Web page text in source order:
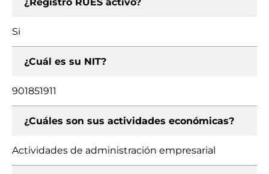
Si
¿Cuál es su NIT?
901851911
¿Cuáles son sus actividades económicas?
Actividades de administración empresarial